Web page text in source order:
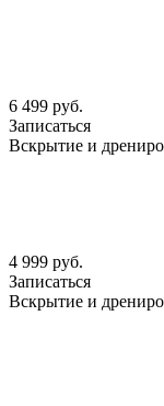
6 499 руб.
Записаться
Вскрытие и
4 999 руб.
Записаться
Вскрытие и